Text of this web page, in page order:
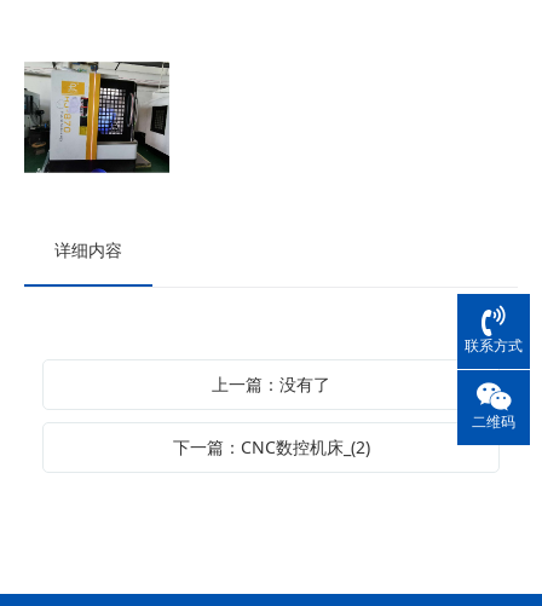
详细内容
上一篇：没有了
下一篇：CNC数控机床_(2)
联系方式
二维码